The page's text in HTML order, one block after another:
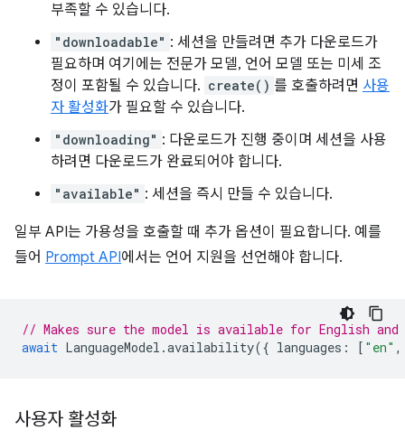
부족할 수 있습니다.
"downloadable" : 세션을 만들려면 추가 다운로드가
필요하며 여기에는 전문가 모델, 언어 모델 또는 미세 조
정이 포함될 수 있습니다. create() 를 호출하려면 사용
자 활성화가 필요할 수 있습니다.
"downloading" : 다운로드가 진행 중이며 세션을 사용
하려면 다운로드가 완료되어야 합니다.
"available" : 세션을 즉시 만들 수 있습니다.
일부 API는 가용성을 호출할 때 추가 옵션이 필요합니다. 예를
들어 Prompt API에서는 언어 지원을 선언해야 합니다.
// Makes sure the model is available for English and
await LanguageModel .availability({ languages : [ "en" ,
사용자 활성화